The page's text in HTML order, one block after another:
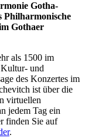
Gotha-
Philharmonische
Gothaer
als 1500 im
und
des Konzertes im
ist über die
virtuellen
jedem Tag ein
finden Sie auf
.